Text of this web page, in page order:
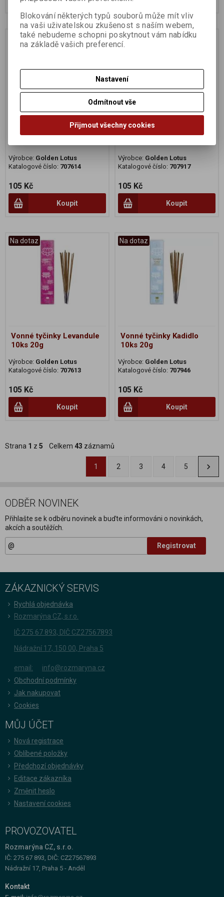
Vonné tyčinky Růže 10ks
Výrobce: Golden Lotus
Katalogové číslo: 707614
105 Kč
Koupit
Vonné tyčinky Patchouli
Výrobce: Golden Lotus
Katalogové číslo: 707917
105 Kč
Koupit
Na dotaz
Vonné tyčinky Levandule
10ks 20g
Výrobce: Golden Lotus
Katalogové číslo: 707613
105 Kč
Koupit
Na dotaz
Vonné tyčinky Kadidlo
10ks 20g
Výrobce: Golden Lotus
Katalogové číslo: 707946
105 Kč
Koupit
Strana 1 z 5 Celkem 43 záznamů
1 2 3 4 5
ODBĚR NOVINEK
Přihlašte se k odběru novinek a buďte informováni o novinkách,
akcích a soutěžích.
Registrovat
ZÁKAZNICKÝ SERVIS
Rychlá objednávka
Rozmarýna CZ, s.r.o.
IČ 275 67 893, DIČ CZ27567893
Nádražní 17, 150 00, Praha 5
email:
info@rozmaryna.cz
Obchodní podmínky
Jak nakupovat
Cookies
MŮJ ÚČET
Nová registrace
Oblíbené položky
Předchozí objednávky
Editace zákazníka
Změnit heslo
Nastavení cookies
PROVOZOVATEL
Rozmarýna CZ, s.r.o.
IČ: 275 67 893, DIČ: CZ27567893
Nádražní 17, Praha 5 - Anděl
Kontakt
Blokování některých typů souborů může mít vliv
na vaši uživatelskou zkušenost s naším webem,
také nebudeme schopni poskytnout vám nabídku
na základě vašich preferencí.
Nastavení
Odmítnout vše
Přijmout všechny cookies